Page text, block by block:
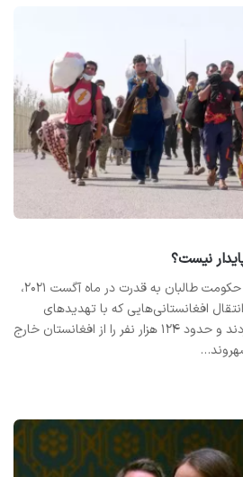
نیست؟
خبرگزاری دید: پس از بازگشت حکومت طالبان به قدرت در ماه آگست ۲۰۲۱،
افغانستانی‌هایی که با تهدیدهای
امنیتی روبه‌رو بودند، اقدام کردند و حدود ۱۲۴ هزار نفر را از افغانستان خارج